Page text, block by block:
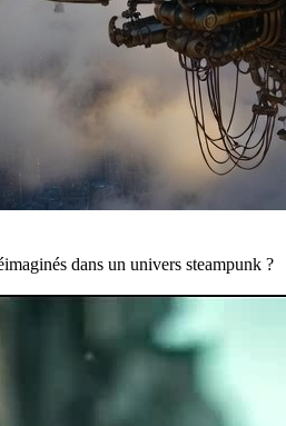
dans un univers steampunk ?